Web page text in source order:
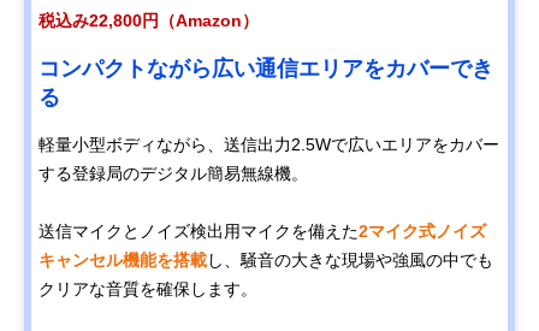
税込み22,800円（Amazon）
コンパクトながら広い通信エリアをカバーでき
る
軽量小型ボディながら、送信出力2.5Wで広いエリアをカバー
する登録局のデジタル簡易無線機。
送信マイクとノイズ検出用マイクを備えた2マイク式ノイズ
キャンセル機能を搭載し、騒音の大きな現場や強風の中でも
クリアな音質を確保します。